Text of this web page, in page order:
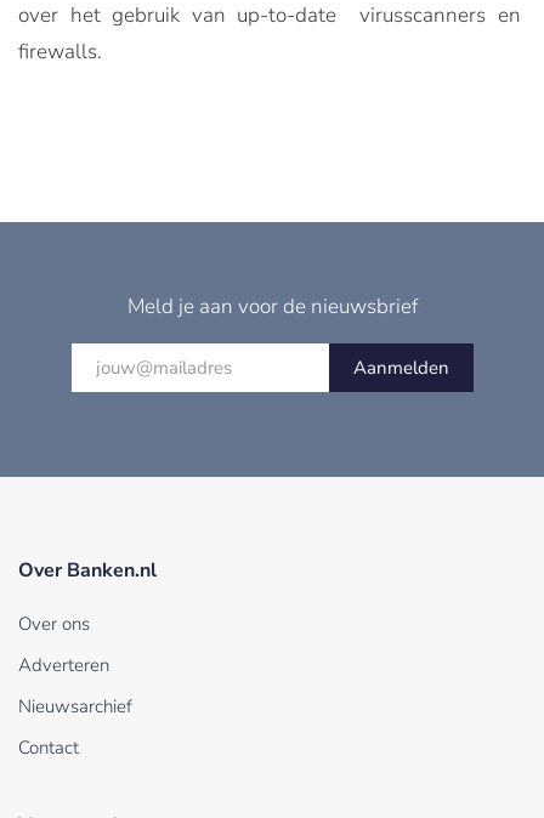
over het gebruik van up-to-date virusscanners en
firewalls.
Meld je aan voor de nieuwsbrief
Aanmelden
Over Banken.nl
Over ons
Adverteren
Nieuwsarchief
Contact